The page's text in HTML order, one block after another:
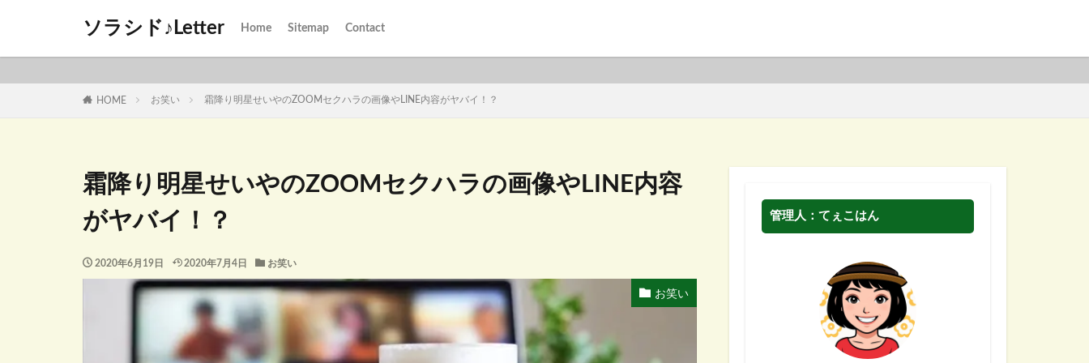
ソラシド♪Letter Home Sitemap Contact
HOME お笑い 霜降り明星せいやのZOOMセクハラの画像やLINE内容がヤバイ！？
霜降り明星せいやのZOOMセクハラの画像やLINE内容
がヤバイ！？
2020年6月19日 2020年7月4日 お笑い
お笑い
管理人：てぇこはん